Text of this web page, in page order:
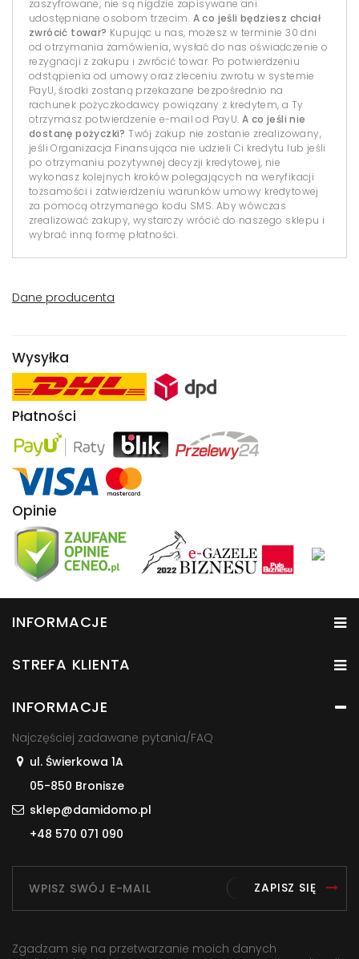
zaszyfrowane, nie są nigdzie zapisywane ani
udostępniane osobom trzecim. A co jeśli będziesz chciał
zwrócić towar? Kupując u nas, możesz w terminie 30 dni
od otrzymania zamówienia, wysłać do nas oświadczenie o
rezygnacji z zakupu i zwrócić towar. Po potwierdzeniu
odstąpienia od umowy oraz zleceniu zwrotu w systemie
PayU, środki zostaną przekazane bezpośrednio na
rachunek pożyczkodawcy powiązany z kredytem, a Ty
otrzymasz potwierdzenie e-mail od PayU. A co jeśli nie
dostanę pożyczki? Twój zakup nie zostanie zrealizowany,
jeśli Organizacja Finansująca nie udzieli Ci kredytu lub jeśli
po otrzymaniu pozytywnej decyzji kredytowej, nie
wykonasz kolejnych kroków polegających na weryfikacji
tożsamości i zatwierdzeniu warunków umowy kredytowej
za pomocą otrzymanego kodu SMS. Aby wówczas
zrealizować zakupy, wystarczy wrócić do naszego sklepu i
wybrać inną formę płatności.
Dane producenta
Wysyłka
Płatności
Opinie
INFORMACJE
STREFA KLIENTA
INFORMACJE
Najczęściej zadawane pytania/FAQ
ul. Świerkowa 1A
05-850 Bronisze
sklep@damidomo.pl
+48 570 071 090
ZAPISZ SIĘ
Zgadzam się na przetwarzanie moich danych